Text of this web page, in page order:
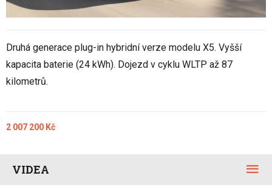
Druhá generace plug-in hybridní verze modelu X5. Vyšší
kapacita baterie (24 kWh). Dojezd v cyklu WLTP až 87
kilometrů.
2 007 200 Kč
VIDEA